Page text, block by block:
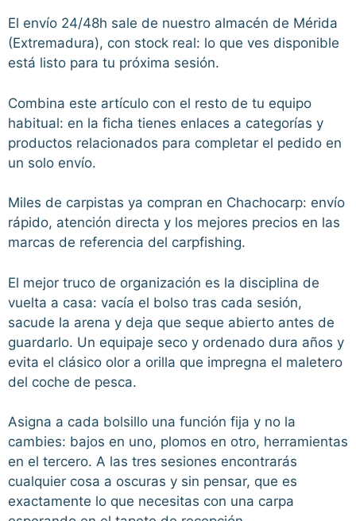
El envío 24/48h sale de nuestro almacén de Mérida
(Extremadura), con stock real: lo que ves disponible
está listo para tu próxima sesión.
Combina este artículo con el resto de tu equipo
habitual: en la ficha tienes enlaces a categorías y
productos relacionados para completar el pedido en
un solo envío.
Miles de carpistas ya compran en Chachocarp: envío
rápido, atención directa y los mejores precios en las
marcas de referencia del carpfishing.
El mejor truco de organización es la disciplina de
vuelta a casa: vacía el bolso tras cada sesión,
sacude la arena y deja que seque abierto antes de
guardarlo. Un equipaje seco y ordenado dura años y
evita el clásico olor a orilla que impregna el maletero
del coche de pesca.
Asigna a cada bolsillo una función fija y no la
cambies: bajos en uno, plomos en otro, herramientas
en el tercero. A las tres sesiones encontrarás
cualquier cosa a oscuras y sin pensar, que es
exactamente lo que necesitas con una carpa